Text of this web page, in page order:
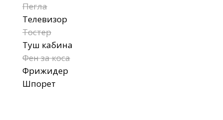
Пегла
Телевизор
Тостер
Туш кабина
Фен за коса
Фрижидер
Шпорет